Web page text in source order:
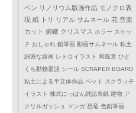
ペン リノリウム版画作品 モノクロ表
現 紙 トリ リアル サムネール 花 音楽
カット 俯瞰 クリスマス ホラー スケッ
チ おしゃれ 鉛筆画 動画サムネール 粘土
細密な線画 レトロイラスト 和風景 ひと
くち動物童話 シール SCRAPER BOARD
粘土による半立体作品 ペット
スクラッチ
イラスト 株式にっぽん雑誌表紙 建物 ア
クリルガッシュ
マンガ 恐竜 色鉛筆画